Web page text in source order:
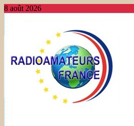
8 août 2026